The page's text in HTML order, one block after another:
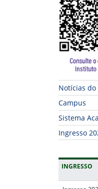
Notícias do
Campus
Sistema
Ingresso
INGRESSO